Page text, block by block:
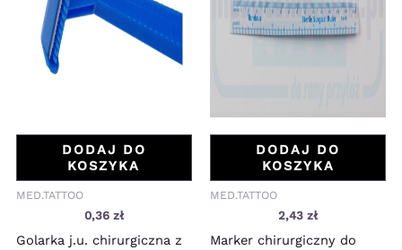
DODAJ DO
KOSZYKA
MED.TATTOO
0,36 zł
Golarka j.u. chirurgiczna z
DODAJ DO
KOSZYKA
MED.TATTOO
2,43zł
Marker chirurgiczny do